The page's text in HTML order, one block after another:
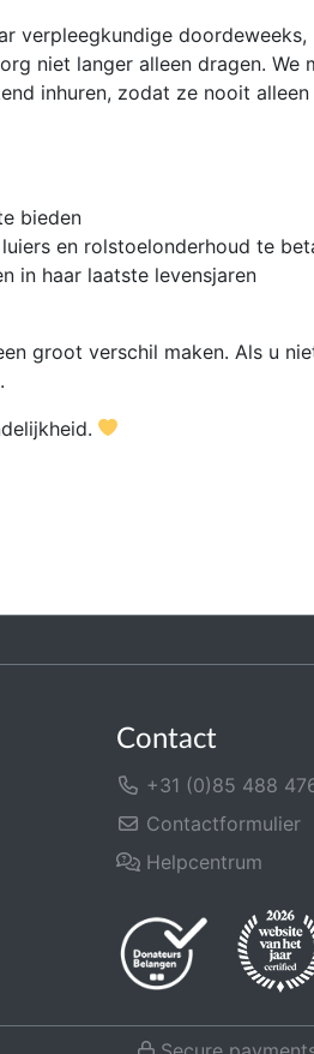
verpleegkundige doordeweeks,
niet langer alleen dragen. We
inhuren, zodat ze nooit
bieden
en rolstoelonderhoud te
in haar laatste levensjaren
groot verschil maken. Als u
Contact
+31 (0)85 488
Contactformulier
Helpcentrum